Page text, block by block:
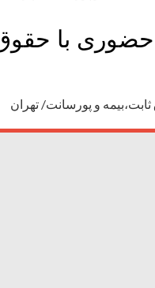
حضوری با
و پورسانت/ تهران